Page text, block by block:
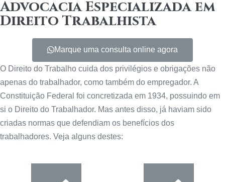
Advocacia Especializada em
Direito Trabalhista
Marque uma consulta online agora
O Direito do Trabalho cuida dos privilégios e obrigações não
apenas do trabalhador, como também do empregador. A
Constituição Federal foi concretizada em 1934, possuindo em
si o Direito do Trabalhador. Mas antes disso, já haviam sido
criadas normas que defendiam os benefícios dos
trabalhadores. Veja alguns destes: